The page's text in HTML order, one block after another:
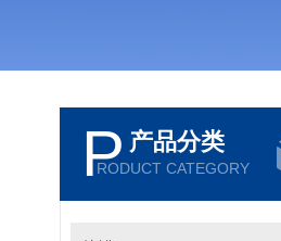
P 产品分类
RODUCT CATEGORY